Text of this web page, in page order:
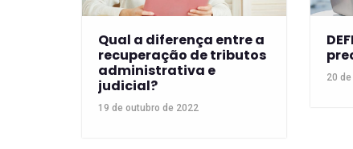
Qual a diferença entre a
recuperação de tributos
administrativa e
judicial?
19 de outubro de 2022
20